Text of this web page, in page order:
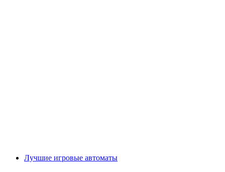
Лучшие игровые автоматы